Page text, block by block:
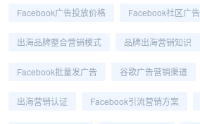
Facebook广告投放价格 Facebook社区广告
出海品牌整合营销模式 品牌出海营销知识
Facebook批量发广告 谷歌广告营销渠道
出海营销认证 Facebook引流营销方案